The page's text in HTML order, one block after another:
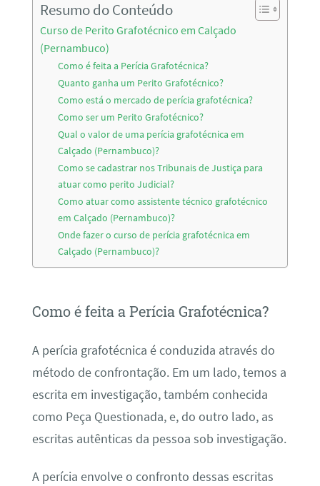
Resumo do Conteúdo
Curso de Perito Grafotécnico em Calçado
(Pernambuco)
Como é feita a Perícia Grafotécnica?
Quanto ganha um Perito Grafotécnico?
Como está o mercado de perícia grafotécnica?
Como ser um Perito Grafotécnico?
Qual o valor de uma perícia grafotécnica em
Calçado (Pernambuco)?
Como se cadastrar nos Tribunais de Justiça para
atuar como perito Judicial?
Como atuar como assistente técnico grafotécnico
em Calçado (Pernambuco)?
Onde fazer o curso de perícia grafotécnica em
Calçado (Pernambuco)?
Como é feita a Perícia Grafotécnica?
A perícia grafotécnica é conduzida através do
método de confrontação. Em um lado, temos a
escrita em investigação, também conhecida
como Peça Questionada, e, do outro lado, as
escritas autênticas da pessoa sob investigação.
A perícia envolve o confronto dessas escritas